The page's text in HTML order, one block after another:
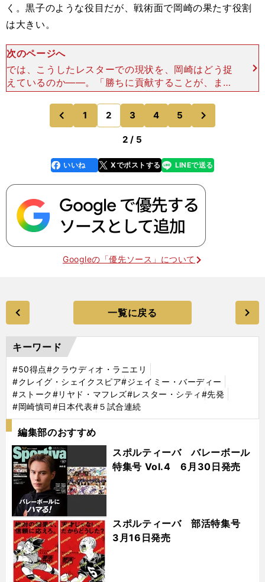
く。黒子のような役目だが、戦術面で岡崎の果たす役割
は大きい。
次のページへ
では、こうしたレスターでの現状を、岡崎はどう捉
えているのか――。「勝ちに貢献することが、まず
一番。周りの評価も気になりますけど、でもチーム
が今はそれ（守備面での貢献やハードワーク）を認
めてくれている」
前
のページへ
1 2 3 4 5
のページへ
2 / 5
faceboo
k
いいね Xでポストする
line LINEで送る
Googleの「優先ソース」について
一覧に戻る
キーワード
#50得点#クラウディオ・ラニエリ
#クレイグ・シェイクスピア#ジェイミー・バーディー
#ストーク#リヤド・マフレズ#レスター・シティ #先発
#岡崎慎司#日本代表#５試合連続
編集部のおすすめ
スポルティーバ バレーボール
特集号 Vol.4 6月30日発売
スポルティーバ 部活特集号
3月16日発売